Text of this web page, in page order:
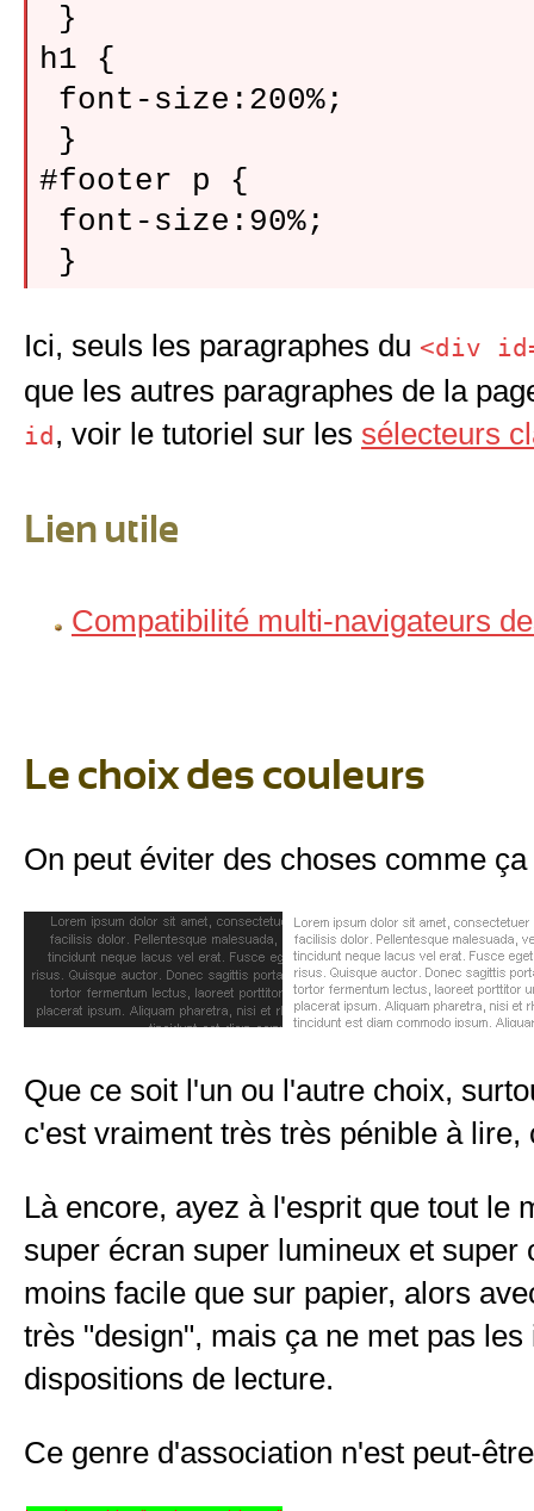
}
h1 {
font-size:200%;
}
#footer p {
font-size:90%;
Ici, seuls les paragraphes du <div
que les autres paragraphes de la
id , voir le tutoriel sur les sélecteurs
Lien utile
Compatibilité multi-navigateurs
Le choix des couleurs
On peut éviter des choses comme ça
Que ce soit l'un ou l'autre choix,
c'est vraiment très très pénible à
Là encore, ayez à l'esprit que tout le
super écran super lumineux et
moins facile que sur papier, alors
très "design", mais ça ne met pas
dispositions de lecture.
Ce genre d'association n'est peut-